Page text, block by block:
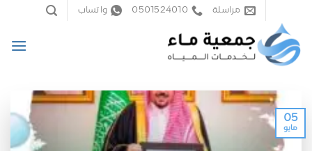
للمحتوى
مراسلة 0501524010 واتساب
05
مايو